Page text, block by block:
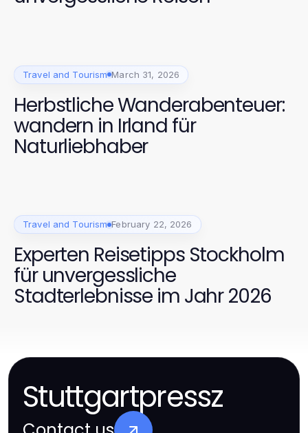
Travel and Tourism March 31, 2026
Herbstliche Wanderabenteuer:
wandern in Irland für
Naturliebhaber
Travel and Tourism February 22, 2026
Experten Reisetipps Stockholm
für unvergessliche
Stadterlebnisse im Jahr 2026
Stuttgartpressz